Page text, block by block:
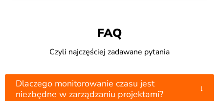
FAQ
Czyli najczęściej zadawane pytania
Dlaczego monitorowanie czasu jest
niezbędne w zarządzaniu projektami?
↓